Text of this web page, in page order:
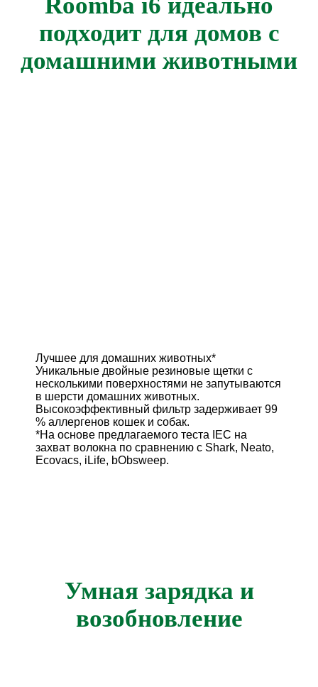
подходит для домов с
домашними животными
Лучшее для домашних животных*
Уникальные двойные резиновые щетки с
несколькими поверхностями не запутываются
в шерсти домашних животных.
Высокоэффективный фильтр задерживает 99
% аллергенов кошек и собак.
*На основе предлагаемого теста IEC на
захват волокна по сравнению с Shark, Neato,
Ecovacs, iLife, bObsweep.
Умная зарядка и
возобновление